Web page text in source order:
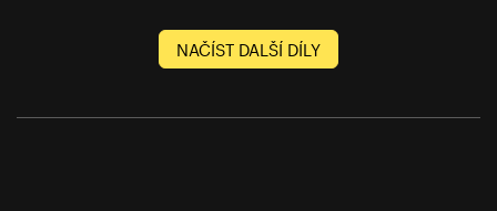
NAČÍST DALŠÍ DÍLY